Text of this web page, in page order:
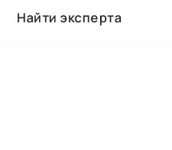
Найти эксперта
в качестве